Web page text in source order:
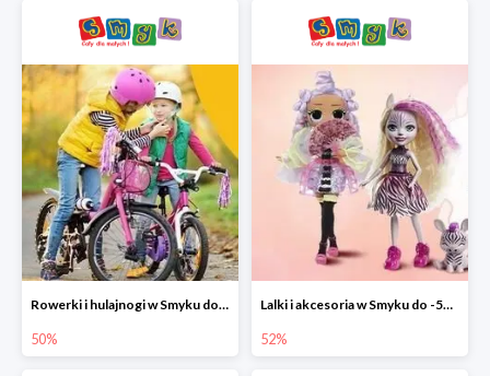
Rowerki i hulajnogi w Smyku do -50%
50%
Lalki i akcesoria w Smyku do -52%
52%